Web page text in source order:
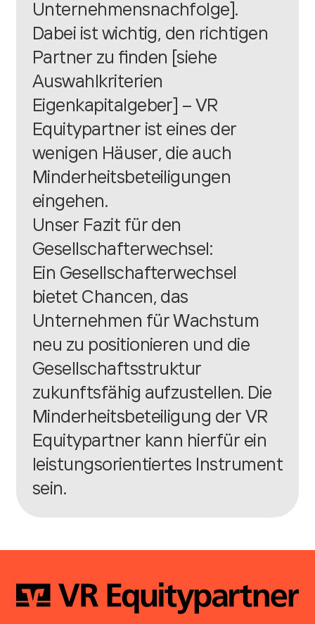
Unternehmensnachfolge ].
Dabei ist wichtig, den richtigen
Partner zu finden [siehe
Auswahlkriterien
Eigenkapitalgeber ] – VR
Equitypartner ist eines der
wenigen Häuser, die auch
Minderheitsbeteiligungen
eingehen.
Unser Fazit für den
Gesellschafterwechsel:
Ein Gesellschafterwechsel
bietet Chancen, das
Unternehmen für Wachstum
neu zu positionieren und die
Gesellschaftsstruktur
zukunftsfähig aufzustellen. Die
Minderheitsbeteiligung der VR
Equitypartner kann hierfür ein
leistungsorientiertes Instrument
sein.